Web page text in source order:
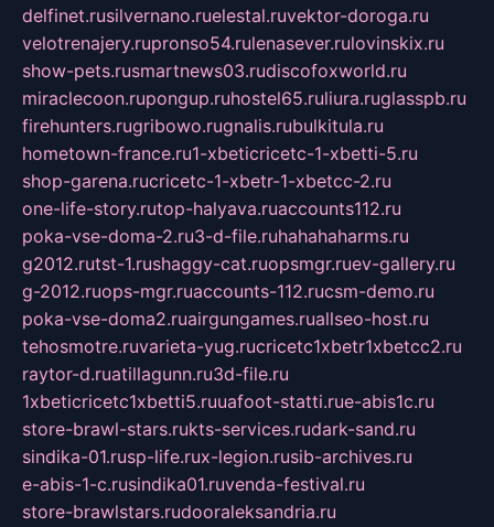
delfinet.rusilvernano.ruelestal.ruvektor-doroga.ru
velotrenajery.rupronso54.rulenasever.rulovinskix.ru
show-pets.rusmartnews03.rudiscofoxworld.ru
miraclecoon.rupongup.ruhostel65.ruliura.ruglasspb.ru
firehunters.rugribowo.rugnalis.rubulkitula.ru
hometown-france.ru1-xbeticricetc-1-xbetti-5.ru
shop-garena.rucricetc-1-xbetr-1-xbetcc-2.ru
one-life-story.rutop-halyava.ruaccounts112.ru
poka-vse-doma-2.ru3-d-file.ruhahahaharms.ru
g2012.rutst-1.rushaggy-cat.ruopsmgr.ruev-gallery.ru
g-2012.ruops-mgr.ruaccounts-112.rucsm-demo.ru
poka-vse-doma2.ruairgungames.ruallseo-host.ru
tehosmotre.ruvarieta-yug.rucricetc1xbetr1xbetcc2.ru
raytor-d.ruatillagunn.ru3d-file.ru
1xbeticricetc1xbetti5.ruuafoot-statti.rue-abis1c.ru
store-brawl-stars.rukts-services.rudark-sand.ru
sindika-01.rusp-life.rux-legion.rusib-archives.ru
e-abis-1-c.rusindika01.ruvenda-festival.ru
store-brawlstars.rudooraleksandria.ru